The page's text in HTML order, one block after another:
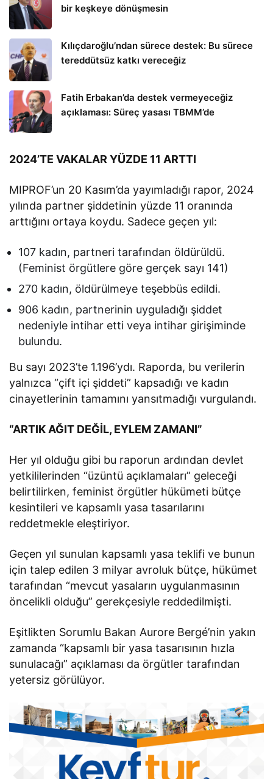
bir keşkeye dönüşmesin
Kılıçdaroğlu’ndan sürece destek: Bu sürece
tereddütsüz katkı vereceğiz
Fatih Erbakan’da destek vermeyeceğiz
açıklaması: Süreç yasası TBMM’de
2024’TE VAKALAR YÜZDE 11 ARTTI
MIPROF’un 20 Kasım’da yayımladığı rapor, 2024
yılında partner şiddetinin yüzde 11 oranında
arttığını ortaya koydu. Sadece geçen yıl:
107 kadın, partneri tarafından öldürüldü.
(Feminist örgütlere göre gerçek sayı 141)
270 kadın, öldürülmeye teşebbüs edildi.
906 kadın, partnerinin uyguladığı şiddet
nedeniyle intihar etti veya intihar girişiminde
bulundu.
Bu sayı 2023’te 1.196’ydı. Raporda, bu verilerin
yalnızca “çift içi şiddeti” kapsadığı ve kadın
cinayetlerinin tamamını yansıtmadığı vurgulandı.
“ARTIK AĞIT DEĞİL, EYLEM ZAMANI”
Her yıl olduğu gibi bu raporun ardından devlet
yetkililerinden “üzüntü açıklamaları” geleceği
belirtilirken, feminist örgütler hükümeti bütçe
kesintileri ve kapsamlı yasa tasarılarını
reddetmekle eleştiriyor.
Geçen yıl sunulan kapsamlı yasa teklifi ve bunun
için talep edilen 3 milyar avroluk bütçe, hükümet
tarafından “mevcut yasaların uygulanmasının
öncelikli olduğu” gerekçesiyle reddedilmişti.
Eşitlikten Sorumlu Bakan Aurore Bergé’nin yakın
zamanda “kapsamlı bir yasa tasarısının hızla
sunulacağı” açıklaması da örgütler tarafından
yetersiz görülüyor.